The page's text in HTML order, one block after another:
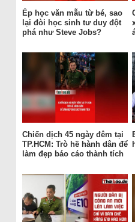
Ép học văn mẫu từ bé, sao
lại đòi học sinh tư duy đột
phá như Steve Jobs?
Chiến dịch 45 ngày đêm tại
TP.HCM: Trò hề hành dân để
làm đẹp báo cáo thành tích